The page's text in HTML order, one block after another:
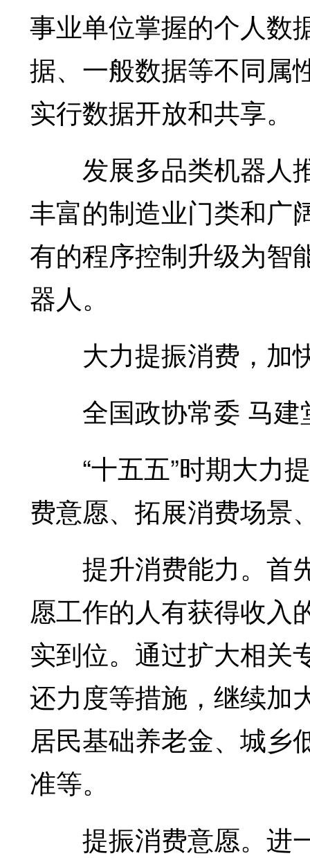
事业单位掌握的个人数
据、一般数据等不同属
实行数据开放和共享。
发展多品类机器人
丰富的制造业门类和广
有的程序控制升级为智
器人。
大力提振消费，加
全国政协常委 马建
“十五五”时期大力提
费意愿、拓展消费场景
提升消费能力。首
愿工作的人有获得收入
实到位。通过扩大相关
还力度等措施，继续加
居民基础养老金、城乡
准等。
提振消费意愿。进